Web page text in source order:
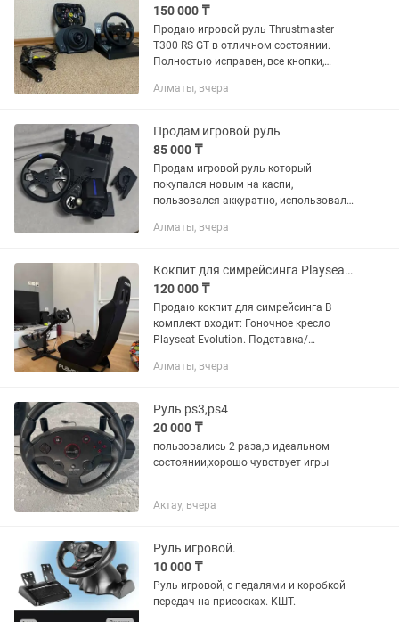
150 000 ₸
Продаю игровой руль Thrustmaster
T300 RS GT в отличном состоянии.
Полностью исправен, все кнопки,
Feedback) работают без нареканий.
Алматы, вчера
Продам игровой руль
85 000 ₸
Продам игровой руль который
покупался новым на каспи,
пользовался аккуратно, использовал
900 градусов, так что подходит и для
Алматы, вчера
Кокпит для симрейсинга Playseat Evolution
120 000 ₸
Продаю кокпит для симрейсинга В
комплект входит: Гоночное кресло
Playseat Evolution. Подставка/
Алматы, вчера
Руль ps3,ps4
20 000 ₸
пользовались 2 раза,в идеальном
состоянии,хорошо чувствует игры
Актау, вчера
Руль игровой.
10 000 ₸
Руль игровой, с педалями и коробкой
передач на присосках. КШТ.